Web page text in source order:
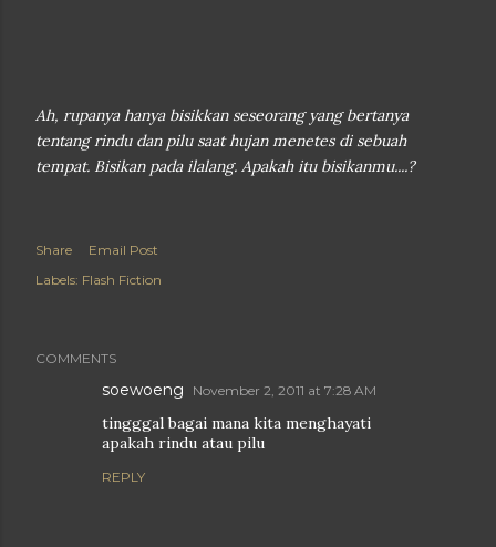
Ah, rupanya hanya bisikkan seseorang yang bertanya
tentang rindu dan pilu saat hujan menetes di sebuah
tempat. Bisikan pada ilalang. Apakah itu bisikanmu....?
Share
Email Post
Labels: Flash Fiction
COMMENTS
soewoeng November 2, 2011 at 7:28 AM
tingggal bagai mana kita menghayati
apakah rindu atau pilu
REPLY